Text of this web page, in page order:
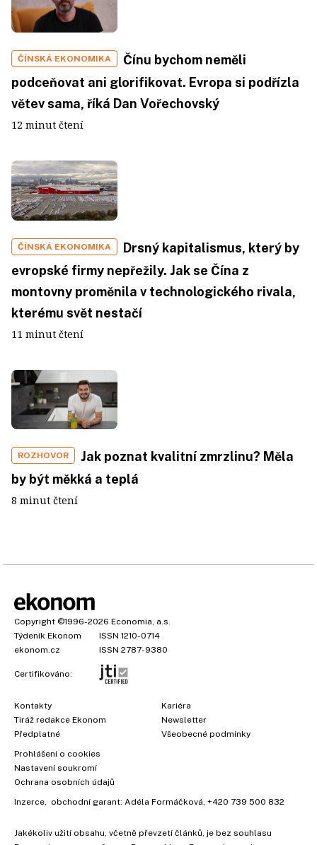
ČÍNSKÁ EKONOMIKA
Čínu bychom neměli
podceňovat ani glorifikovat. Evropa si podřízla
větev sama, říká Dan Vořechovský
12 minut čtení
ČÍNSKÁ EKONOMIKA
Drsný kapitalismus, který by
evropské firmy nepřežily. Jak se Čína z
montovny proměnila v technologického rivala,
kterému svět nestačí
11 minut čtení
ROZHOVOR
Jak poznat kvalitní zmrzlinu? Měla
by být měkká a teplá
8 minut čtení
Copyright ©1996-2026 Economia, a.s.
Týdeník Ekonom
ISSN 1210-0714
ekonom.cz
ISSN 2787-9380
Certifikováno:
Kontakty
Tiráž redakce Ekonom
Předplatné
Kariéra
Newsletter
Všeobecné podmínky
Prohlášení o cookies
Nastavení soukromí
Ochrana osobních údajů
Inzerce, obchodní garant: Adéla Formáčková, +420 739 500 832
Jakékoliv užití obsahu, včetně převzetí článků, je bez souhlasu